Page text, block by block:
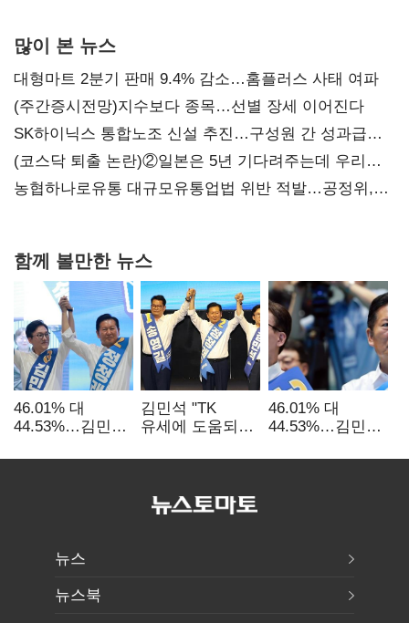
많이 본 뉴스
대형마트 2분기 판매 9.4% 감소…홈플러스 사태 여파
(주간증시전망)지수보다 종목…선별 장세 이어진다
SK하이닉스 통합노조 신설 추진…구성원 간 성과급
불만 확산
(코스닥 퇴출 논란)②일본은 5년 기다려주는데 우리는
당장 퇴출?…시간만으론 부족한 코스닥 구하기
농협하나로유통 대규모유통업법 위반 적발…공정위,
함께 볼만한 뉴스
46.01% 대
44.53%…김민석·
'초박빙'(종합
김민석 "TK
유세에 도움되는
"벌써 대표된 양
46.01% 대
44.53%…김민석·
'초박빙'(종합)
뉴스
뉴스북